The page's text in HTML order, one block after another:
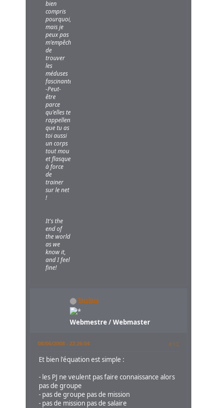
bien
compris
pourquoi,
mais je
peux pas
m'empêcher
de
trouver
les
méduses
fascinantes...
-Peut-
être
parce
qu'elles te
rappellent
que tu as
toi aussi
un corps
tout mou
et flasque
à force
de
trainer
sur le net
!
It's the
end of
the world
as we
know it,
and I feel
fine!
bubu
Webmestre / Webmaster
08/06/2008 - 22:26:04 #12
Et bien l'équation est simple :
- les PJ ne veulent pas faire connaissance alors
pas de groupe
- pas de groupe pas de mission
- pas de mission pas de salaire